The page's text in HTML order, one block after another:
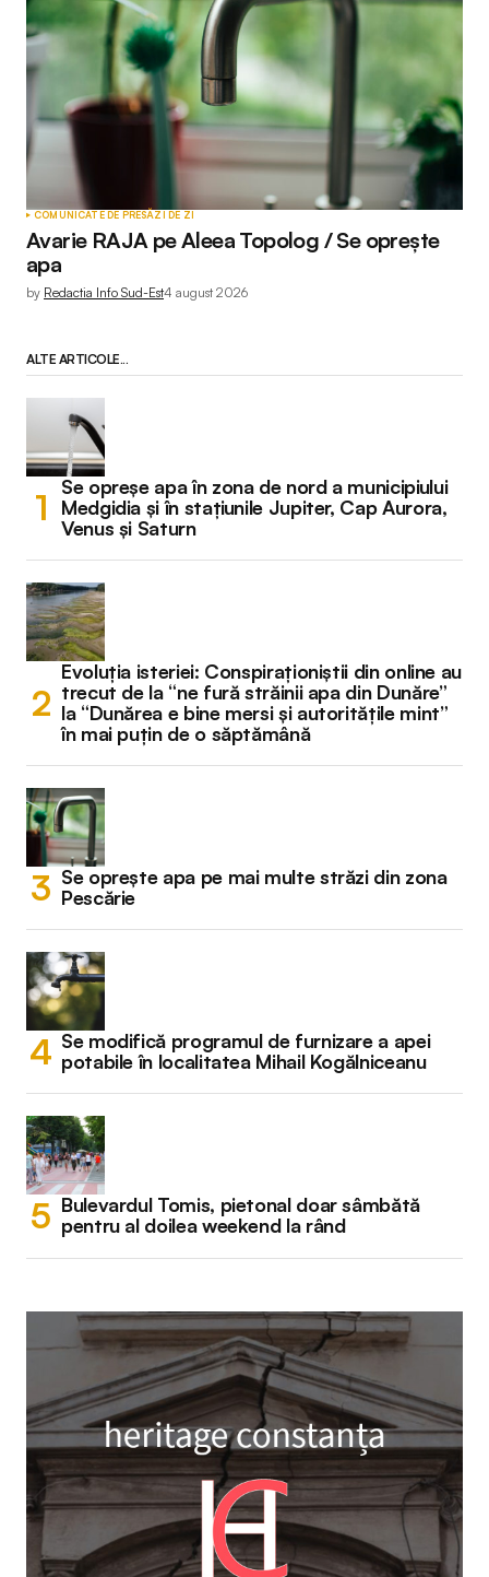
COMUNICATE DE PRESĂZI DE ZI
Avarie RAJA pe Aleea Topolog / Se oprește
apa
by Redactia Info Sud-Est4 august 2026
ALTE ARTICOLE...
Se opreșe apa în zona de nord a municipiului
Medgidia și în stațiunile Jupiter, Cap Aurora,
Venus și Saturn
Evoluția isteriei: Conspiraționiștii din online au
trecut de la “ne fură străinii apa din Dunăre”
la “Dunărea e bine mersi și autoritățile mint”
în mai puțin de o săptămână
Se oprește apa pe mai multe străzi din zona
Pescărie
Se modifică programul de furnizare a apei
potabile în localitatea Mihail Kogălniceanu
Bulevardul Tomis, pietonal doar sâmbătă
pentru al doilea weekend la rând